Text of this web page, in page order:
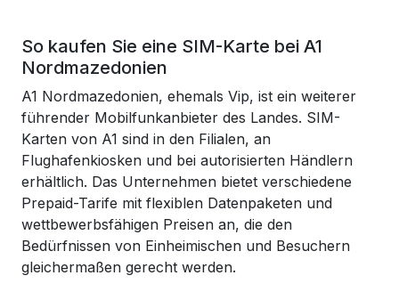
So kaufen Sie eine SIM-Karte bei A1
Nordmazedonien
A1 Nordmazedonien, ehemals Vip, ist ein weiterer
führender Mobilfunkanbieter des Landes. SIM-
Karten von A1 sind in den Filialen, an
Flughafenkiosken und bei autorisierten Händlern
erhältlich. Das Unternehmen bietet verschiedene
Prepaid-Tarife mit flexiblen Datenpaketen und
wettbewerbsfähigen Preisen an, die den
Bedürfnissen von Einheimischen und Besuchern
gleichermaßen gerecht werden.